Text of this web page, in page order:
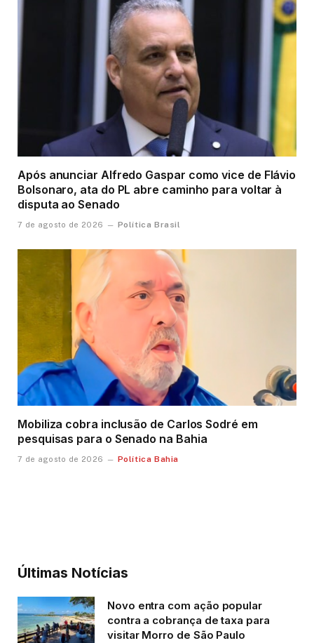
Após anunciar Alfredo Gaspar como vice de Flávio
Bolsonaro, ata do PL abre caminho para voltar à
disputa ao Senado
7 de agosto de 2026 Política Brasil
Mobiliza cobra inclusão de Carlos Sodré em
pesquisas para o Senado na Bahia
7 de agosto de 2026 Política Bahia
Últimas Notícias
Novo entra com ação popular
contra a cobrança de taxa para
visitar Morro de São Paulo